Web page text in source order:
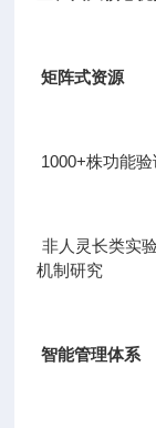
矩阵式资源
1000+株功能
非人灵长类实
机制研究
智能管理体系